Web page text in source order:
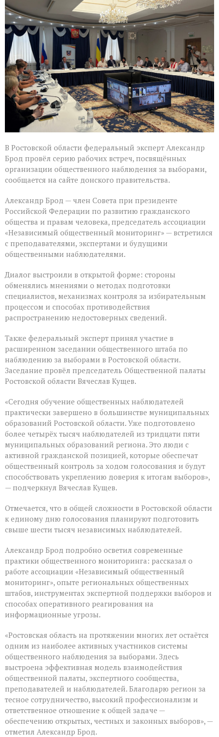
Брод
высоко
оценил
подготовку
наблюдателей
Ростовской
области
В Ростовской области федеральный эксперт Александр
Брод провёл серию рабочих встреч, посвящённых
организации общественного наблюдения за выборами,
сообщается на сайте донского правительства.
Александр Брод — член Совета при президенте
Российской Федерации по развитию гражданского
общества и правам человека, председатель ассоциации
«Независимый общественный мониторинг» — встретился
с преподавателями, экспертами и будущими
общественными наблюдателями.
Диалог выстроили в открытой форме: стороны
обменялись мнениями о методах подготовки
специалистов, механизмах контроля за избирательным
процессом и способах противодействия
распространению недостоверных сведений.
Также федеральный эксперт принял участие в
расширенном заседании общественного штаба по
наблюдению за выборами в Ростовской области.
Заседание провёл председатель Общественной палаты
Ростовской области Вячеслав Кущев.
«Сегодня обучение общественных наблюдателей
практически завершено в большинстве муниципальных
образований Ростовской области. Уже подготовлено
более четырёх тысяч наблюдателей из тридцати пяти
муниципальных образований региона. Это люди с
активной гражданской позицией, которые обеспечат
общественный контроль за ходом голосования и будут
способствовать укреплению доверия к итогам выборов»,
— подчеркнул Вячеслав Кущев.
Отмечается, что в общей сложности в Ростовской области
к единому дню голосования планируют подготовить
свыше шести тысяч независимых наблюдателей.
Александр Брод подробно осветил современные
практики общественного мониторинга: рассказал о
работе ассоциации «Независимый общественный
мониторинг», опыте региональных общественных
штабов, инструментах экспертной поддержки выборов и
способах оперативного реагирования на
информационные угрозы.
«Ростовская область на протяжении многих лет остаётся
одним из наиболее активных участников системы
общественного наблюдения за выборами. Здесь
выстроена эффективная модель взаимодействия
общественной палаты, экспертного сообщества,
преподавателей и наблюдателей. Благодарю регион за
тесное сотрудничество, высокий профессионализм и
ответственное отношение к общей задаче —
обеспечению открытых, честных и законных выборов», —
отметил Александр Брод.